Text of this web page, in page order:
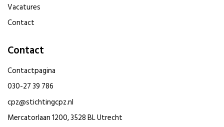
Vacatures
Contact
Contact
Contactpagina
030-27 39 786
cpz@stichtingcpz.nl
Mercatorlaan 1200, 3528 BL Utrecht